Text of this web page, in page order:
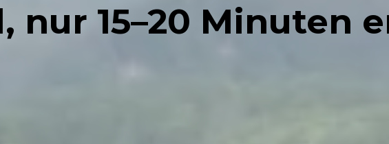
nur 15–20 Minuten